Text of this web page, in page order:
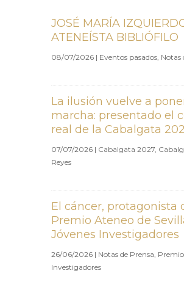
JOSÉ MARÍA
ATENEÍSTA BIBLIÓFILO
08/07/2026 | Eventos pasados Notas
La ilusión vuelve a
marcha: presentado el
real de la Cabalgata
07/07/2026 | Cabalgata 2027
Reyes
El cáncer, protagonista
Premio Ateneo de
Jóvenes Investigadores
26/06/2026 | Notas de Prensa
Investigadores